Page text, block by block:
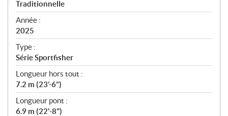
f
i
c
a
t
i
o
n
s
Traditionnelle
Année :
2025
Type :
Série Sportfisher
Longueur hors tout :
7.2 m (23’-6”)
Longueur pont :
6.9 m (22'-8")